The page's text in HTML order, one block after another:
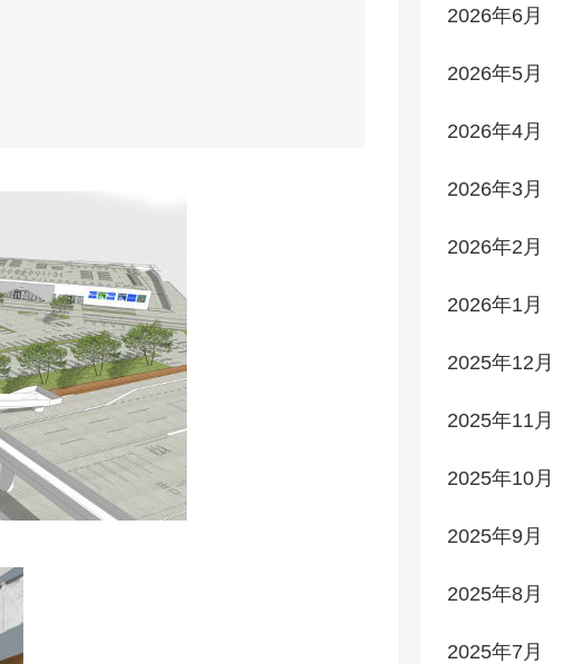
2026年6月
2026年5月
2026年4月
2026年3月
2026年2月
2026年1月
2025年12月
2025年11月
2025年10月
2025年9月
2025年8月
2025年7月